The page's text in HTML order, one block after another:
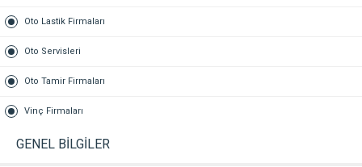
Oto Lastik Firmaları
Oto Servisleri
Oto Tamir Firmaları
Vinç Firmaları
GENEL BİLGİLER